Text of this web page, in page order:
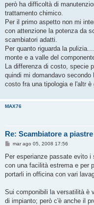
però ha difficoltà di
trattamento chimico.
Per il primo aspetto non mi
con attenzione la potenza da
scambiatori adatti.
Per quanto riguarda la
monte e a valle del
La differenza di costo, specie
quindi mi domandavo
costo fra una tipologia e l'altr
MAX76
Re: Scambiatore a
M
s
a
g
o
mar ago 05, 2008 17:56
Per esperianze passate evito
con una facilità estrema e per
portarli in officina con vari
Sui componibili la versatilità è
di impianto; però c'è anche il